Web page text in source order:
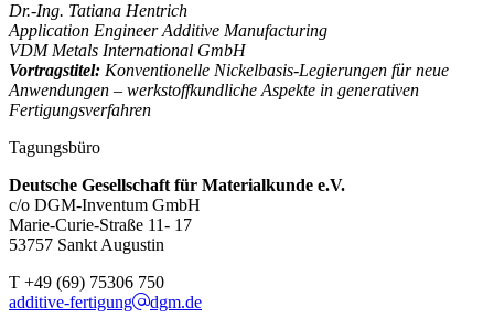
Dr.-Ing. Tatiana Hentrich
Application Engineer Additive Manufacturing
VDM Metals International GmbH
Vortragstitel: Konventionelle Nickelbasis-Legierungen für neue
Anwendungen – werkstoffkundliche Aspekte in generativen
Fertigungsverfahren
Tagungsbüro
Deutsche Gesellschaft für Materialkunde e.V.
c/o DGM-Inventum GmbH
Marie-Curie-Straße 11- 17
53757 Sankt Augustin
T +49 (69) 75306 750
additive-fertigung
dgm.de